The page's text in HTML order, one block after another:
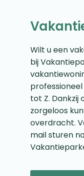
Wilt u een
bij
tot Z.
zorgeloos
overdracht.
mail sturen